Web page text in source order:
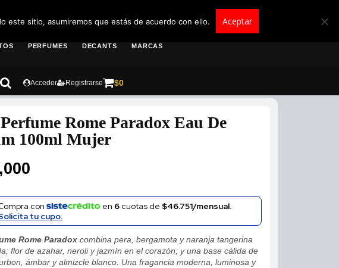
PERFUMES DECANTS MARCAS
Acceder Registrarse $0
Rome Paradox Eau De
100ml Mujer
con en 6cuotas de $46.751/mensual.
tu cupo.
Rome Paradox combina pera, bergamota y naranja tangerina
flor de azahar, neroli y jazmín en el corazón; y una base cálida de
ámbar y almizcle blanco. Una fragancia moderna, luminosa y
este sitio, asumiremos que estás de acuerdo con ello. Aceptar